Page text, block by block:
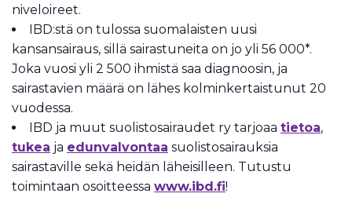
niveloireet.
IBD:stä on tulossa suomalaisten uusi
kansansairaus, sillä sairastuneita on jo yli 56 000*.
Joka vuosi yli 2 500 ihmistä saa diagnoosin, ja
sairastavien määrä on lähes kolminkertaistunut 20
vuodessa.
IBD ja muut suolistosairaudet ry tarjoaa tietoa,
tukea ja edunvalvontaa suolistosairauksia
sairastaville sekä heidän läheisilleen. Tutustu
toimintaan osoitteessa www.ibd.fi!